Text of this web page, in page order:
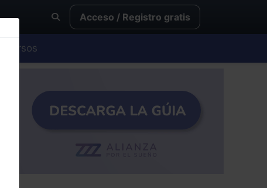
Acceso / Registro gratis
Cursos